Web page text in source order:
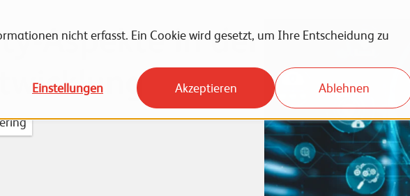
nicht erfasst. Ein Cookie wird gesetzt, um Ihre Entscheidung zu
Einstellungen Akzeptieren Ablehnen
Aspekte in der